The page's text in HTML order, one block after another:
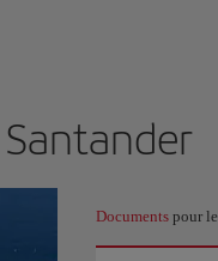
Documents pour